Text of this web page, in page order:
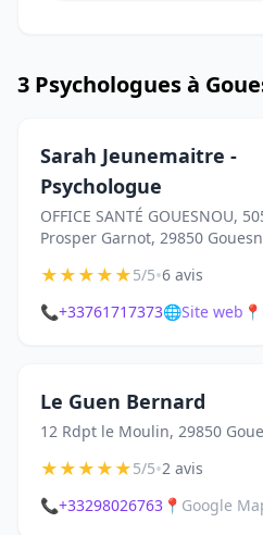
3 Psychologues à
Sarah Jeunemaitre -
Psychologue
OFFICE SANTÉ GOUESNOU,
Prosper Garnot, 29850
★★★★★5/5•6 avis
📞+33761717373🌐Site web 📍
Le Guen Bernard
12 Rdpt le Moulin, 29850
★★★★★5/5•2 avis
📞+33298026763 📍 Google